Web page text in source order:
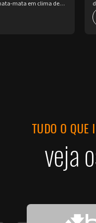
mata em clima de
a pausa da Copa do
volta a pulsar com as
fase de Playoffs. Quatro
TUDO O QUE
veja